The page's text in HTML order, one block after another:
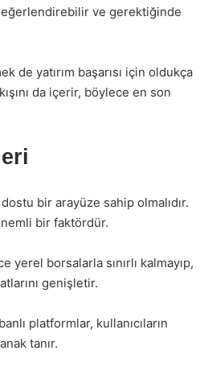
ve gerektiğinde
de yatırım başarısı için oldukça
da içerir, böylece en son
bir arayüze sahip olmalıdır.
bir faktördür.
yerel borsalarla sınırlı kalmayıp,
genişletir.
platformlar, kullanıcıların
tanır.